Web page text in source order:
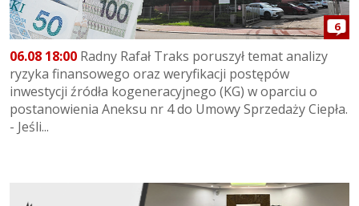
6
06.08 18:00 Radny Rafał Traks poruszył temat analizy
ryzyka finansowego oraz weryfikacji postępów
inwestycji źródła kogeneracyjnego (KG) w oparciu o
postanowienia Aneksu nr 4 do Umowy Sprzedaży Ciepła.
- Jeśli...